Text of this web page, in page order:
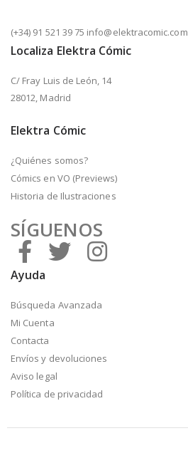
(+34) 91 521 39 75 info@elektracomic.com
Localiza Elektra Cómic
C/ Fray Luis de León, 14
28012, Madrid
Elektra Cómic
¿Quiénes somos?
Cómics en VO (Previews)
Historia de Ilustraciones
SÍGUENOS
Ayuda
Búsqueda Avanzada
Mi Cuenta
Contacta
Envíos y devoluciones
Aviso legal
Política de privacidad